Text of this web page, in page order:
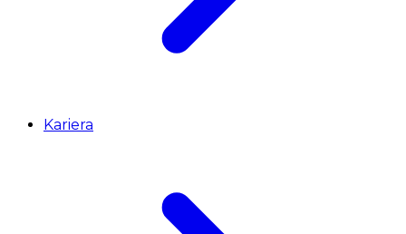
Kariera